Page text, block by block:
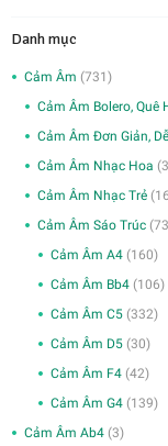
Danh mục
Cảm Âm (731)
Cảm Âm Bolero, Quê
Cảm Âm Đơn Giản,
Cảm Âm Nhạc Hoa
Cảm Âm Nhạc Trẻ
Cảm Âm Sáo Trúc
Cảm Âm A4 (160)
Cảm Âm Bb4 (106)
Cảm Âm C5 (332)
Cảm Âm D5 (30)
Cảm Âm F4 (42)
Cảm Âm G4 (139)
Cảm Âm Ab4 (3)